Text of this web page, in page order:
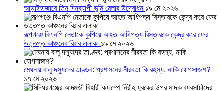
আড়াইহাজারে তিন দিনব্যাপী ভূমি মেলার উদ্বোধন ১৯ মে ২০২৬
রূপগঞ্জে বিএনপি নেতাকে কুপিয়ে আহত আধিপত্য বিস্তারকে কেন্দ্র করে ফের
উত্তপ্ত কাঞ্চনের বিরাব এলাকা ১৯ মে ২০২৬
মেঘনায় বালু দস্যুদের তাণ্ডব: প্রশাসনের নীরবতা কি রহস্য, নাকি যোগসাজশ?
১৭ মে ২০২৬